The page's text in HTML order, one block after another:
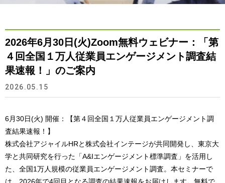
2026年6月30日(火)Zoom無料ウェビナー：「第
４回全国１万人従業員エンゲージメント調査結
果速報！」のご案内
2026.05.15
6月30日(火) 開催：【第４回全国１万人従業員エンゲージメント調
査結果速報！】
株式会社アジャイルHRと株式会社インテージが共同開発し、東京大
学と共同研究を行った「A&Iエンゲージメント標準調査」を活用し
た、全国1万人規模の従業員エンゲージメント調査。本セミナーで